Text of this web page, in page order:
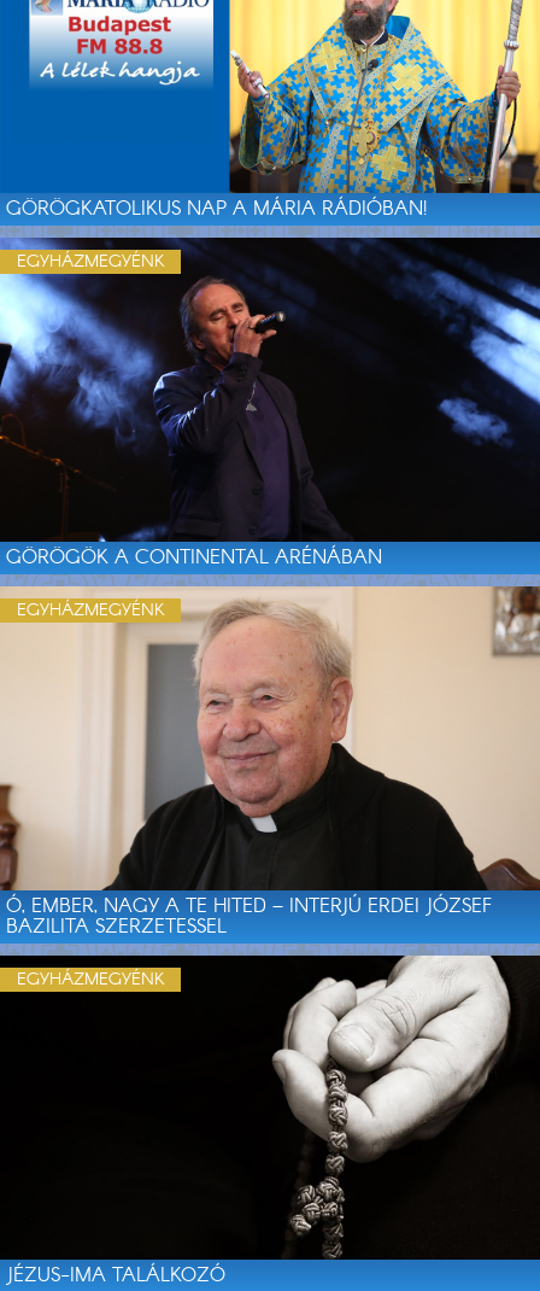
GÖRÖGKATOLIKUS NAP A MÁRIA RÁDIÓBAN!
GÖRÖGÖK A CONTINENTAL ARÉNÁBAN
EGYHÁZMEGYÉNK
Ó, EMBER, NAGY A TE HITED – INTERJÚ ERDEI JÓZSEF
BAZILITA SZERZETESSEL
EGYHÁZMEGYÉNK
JÉZUS-IMA TALÁLKOZÓ
EGYHÁZMEGYÉNK